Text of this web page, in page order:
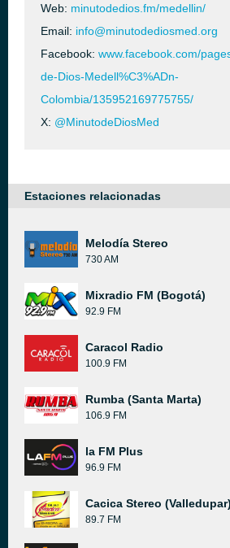
Web: minutodedios.fm/medellin/
Email: info@minutodediosmed.org
Facebook: www.facebook.com/
de-Dios-Medell%C3%ADn-
Colombia/135952169775755/
X: @MinutodeDiosMed
Estaciones relacionadas
Melodía Stereo
730 AM
Mixradio FM (Bogotá)
92.9 FM
Caracol Radio
100.9 FM
Rumba (Santa Marta)
106.9 FM
la FM Plus
96.9 FM
Cacica Stereo (Valledupar)
89.7 FM